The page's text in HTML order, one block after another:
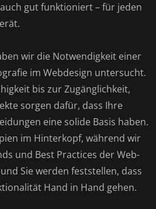
gut funktioniert – für jeden
wir die Notwendigkeit einer
im Webdesign untersucht.
bis zur Zugänglichkeit,
sorgen dafür, dass Ihre
eine solide Basis haben.
im Hinterkopf, während wir
und Best Practices der Web-
Sie werden feststellen, dass
Hand in Hand gehen.